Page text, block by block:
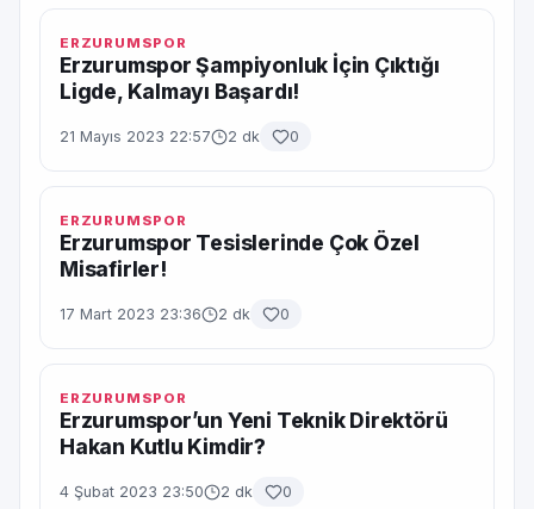
ERZURUMSPOR
Erzurumspor Şampiyonluk İçin Çıktığı
Ligde, Kalmayı Başardı!
21 Mayıs 2023 22:57 2 dk 0
ERZURUMSPOR
Erzurumspor Tesislerinde Çok Özel
Misafirler!
17 Mart 2023 23:36 2 dk 0
ERZURUMSPOR
Erzurumspor’un Yeni Teknik Direktörü
Hakan Kutlu Kimdir?
4 Şubat 2023 23:50 2 dk 0